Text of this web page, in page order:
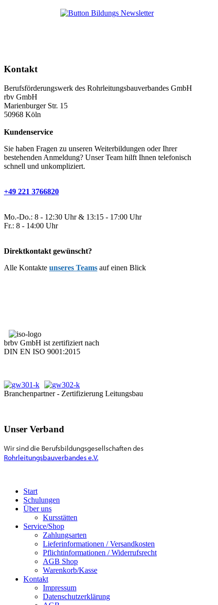
Kontakt
Berufsförderungswerk des Rohrleitungsbauverbandes GmbH
rbv GmbH
Marienburger Str. 15
50968 Köln
Kundenservice
Sie haben Fragen zu unseren Weiterbildungen oder Ihrer
bestehenden Anmeldung? Unser Team hilft Ihnen telefonisch
schnell und unkompliziert.
+49 221 3766820
Mo.-Do.: 8 - 12:30 Uhr & 13:15 - 17:00 Uhr
Fr.: 8 - 14:00 Uhr
Direktkontakt gewünscht?
Alle Kontakte unseres Teams auf einen Blick
brbv GmbH ist zertifiziert nach
DIN EN ISO 9001:2015
Branchenpartner - Zertifizierung Leitungsbau
Unser Verband
Wir sind die Berufsbildungsgesellschaften des
Rohrleitungsbauverbandes e.V.
Start
Schulungen
Über uns
Kursstätten
Service/Shop
Zahlungsarten
Lieferinformationen / Versandkosten
Pflichtinformationen / Widerrufsrecht
AGB Shop
Warenkorb/Kasse
Kontakt
Impressum
Datenschutzerklärung